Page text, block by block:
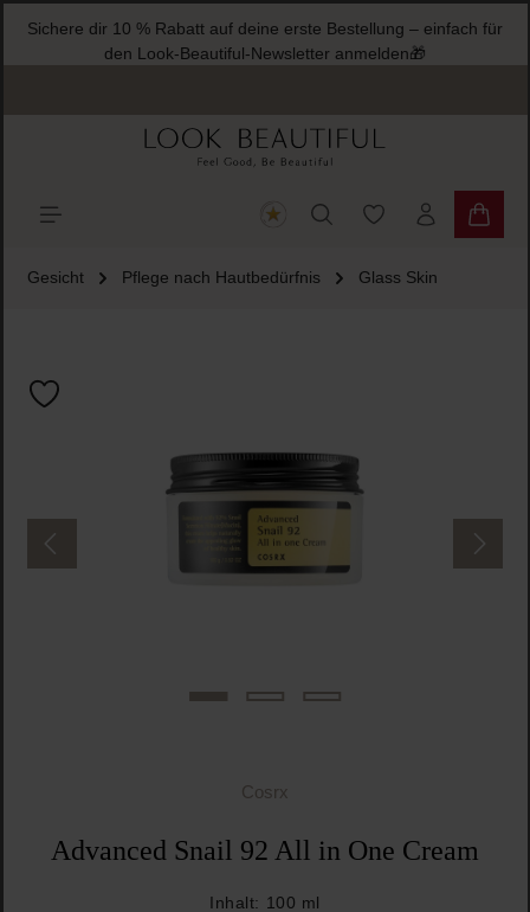
springen
Sichere dir 10 % Rabatt auf deine erste Bestellung – einfach für
den Look-Beautiful-Newsletter anmelden🎁
Du hast 0
Gesicht Pflege nach Hautbedürfnis Glass Skin
Cosrx
Advanced Snail 92 All in One Cream
Inhalt: 100 ml